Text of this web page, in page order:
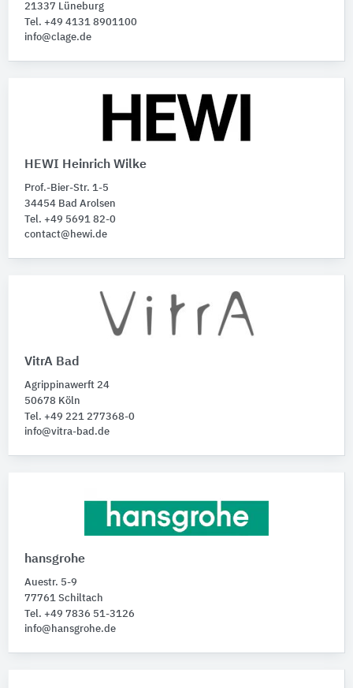
21337 Lüneburg
Tel. +49 4131 8901100
info@clage.de
HEWI Heinrich Wilke
Prof.-Bier-Str. 1-5
34454 Bad Arolsen
Tel. +49 5691 82-0
contact@hewi.de
VitrA Bad
Agrippinawerft 24
50678 Köln
Tel. +49 221 277368-0
info@vitra-bad.de
hansgrohe
Auestr. 5-9
77761 Schiltach
Tel. +49 7836 51-3126
info@hansgrohe.de